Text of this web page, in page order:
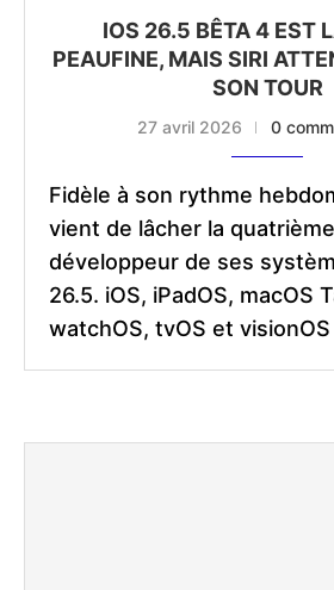
IOS 26.5 BÊTA 4 EST
PEAUFINE, MAIS SIRI
SON TOUR
27 avril 2026 0
Fidèle à son rythme
vient de lâcher la
développeur de ses
26.5. iOS, iPadOS, macOS
watchOS, tvOS et